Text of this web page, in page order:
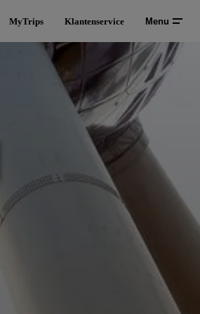
MyTrips Klantenservice Menu